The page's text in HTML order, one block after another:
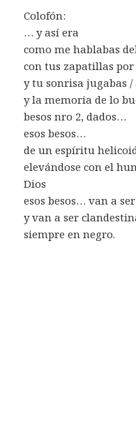
Colofón:
… y así era
como me hablabas
con tus zapatillas
y tu sonrisa jugabas
y la memoria de lo
besos nro 2, dados…
esos besos…
de un espíritu
elevándose con el
Dios
esos besos… van a
y van a ser
siempre en negro.